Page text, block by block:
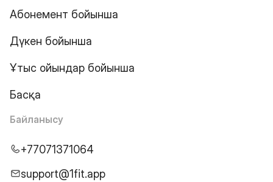
Абонемент бойынша
Дүкен бойынша
Ұтыс ойындар бойынша
Басқа
Байланысу
+77071371064
support@1fit.app